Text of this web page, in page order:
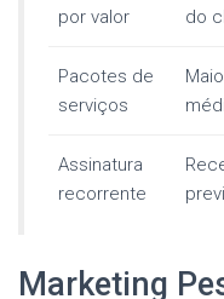
por valor
do
Pacotes de
serviços
Assinatura
recorrente
Marketing